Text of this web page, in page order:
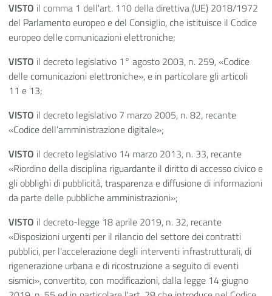
VISTO il comma 1 dell'art. 110 della direttiva (UE) 2018/1972
del Parlamento europeo e del Consiglio, che istituisce il Codice
europeo delle comunicazioni elettroniche;
VISTO il decreto legislativo 1° agosto 2003, n. 259, «Codice
delle comunicazioni elettroniche», e in particolare gli articoli
11 e 13;
VISTO il decreto legislativo 7 marzo 2005, n. 82, recante
«Codice dell'amministrazione digitale»;
VISTO il decreto legislativo 14 marzo 2013, n. 33, recante
«Riordino della disciplina riguardante il diritto di accesso civico e
gli obblighi di pubblicità, trasparenza e diffusione di informazioni
da parte delle pubbliche amministrazioni»;
VISTO il decreto-legge 18 aprile 2019, n. 32, recante
«Disposizioni urgenti per il rilancio del settore dei contratti
pubblici, per l'accelerazione degli interventi infrastrutturali, di
rigenerazione urbana e di ricostruzione a seguito di eventi
sismici», convertito, con modificazioni, dalla legge 14 giugno